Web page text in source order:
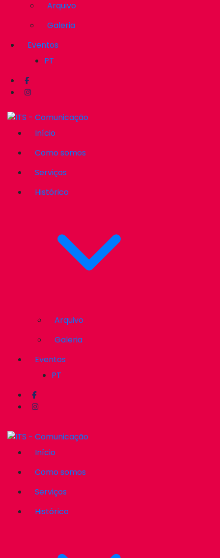
Arquivo
Galeria
Eventos
PT
Início
Como somos
Serviços
Histórico
Arquivo
Galeria
Eventos
PT
Início
Como somos
Serviços
Histórico